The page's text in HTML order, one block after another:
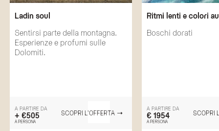
Ladin soul
Sentirsi parte della montagna.
Esperienze e profumi sulle
Dolomiti.
A PARTIRE DA
+ €505
A PERSONA
SCOPRI L'OFFERTA
Ritmi lenti e colori
Boschi dorati
A PARTIRE DA
€ 1954
A PERSONA
SCOPRI